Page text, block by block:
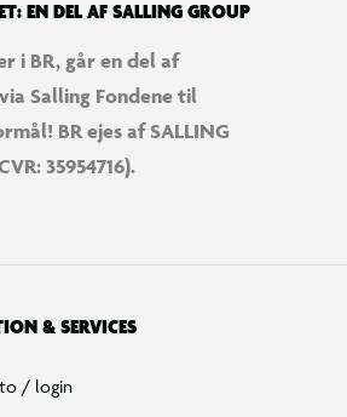
EN DEL AF SALLING GROUP
i BR, går en del af
Salling Fondene til
BR ejes af SALLING
35954716).
& SERVICES
/ login